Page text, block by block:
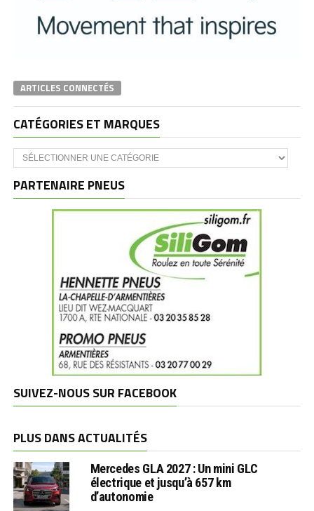
ARTICLES CONNECTÉS
CATÉGORIES ET MARQUES
Catégories
et
PARTENAIRE PNEUS
SUIVEZ-NOUS SUR FACEBOOK
PLUS DANS ACTUALITÉS
Mercedes GLA 2027 : Un mini GLC
électrique et jusqu’à 657 km
d’autonomie